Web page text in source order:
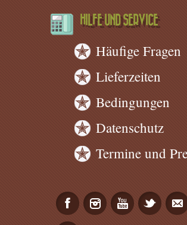
HILFE UND SERVICE
Häufige Fragen
Lieferzeiten
Bedingungen
Datenschutz
Termine und